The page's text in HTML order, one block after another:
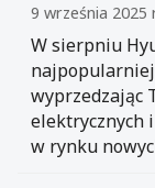
9 września
W sierpniu
wyprzedzając
elektrycznych
w rynku